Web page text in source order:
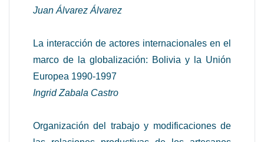
Juan Álvarez Álvarez
La interacción de actores internacionales en el
marco de la globalización: Bolivia y la Unión
Europea 1990-1997
Ingrid Zabala Castro
Organización del trabajo y modificaciones de